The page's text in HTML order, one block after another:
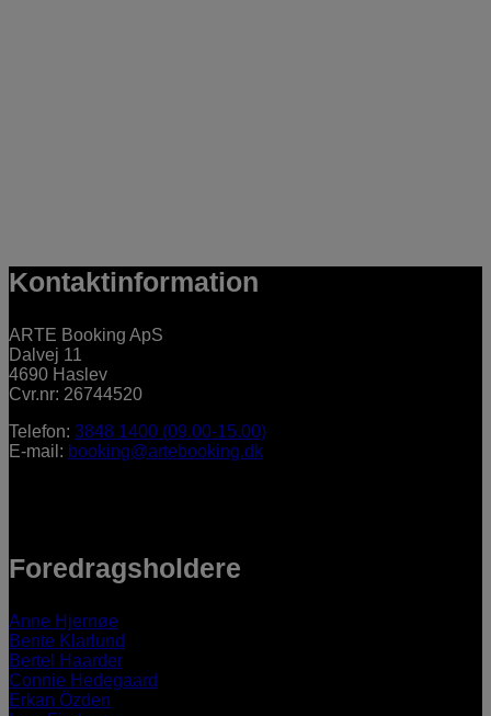
Kontaktinformation
ARTE Booking ApS
Dalvej 11
4690 Haslev
Cvr.nr: 26744520
Telefon: 3848 1400 (09.00-15.00)
E-mail: booking@artebooking.dk
Foredragsholdere
Anne Hjernøe
Bente Klarlund
Bertel Haarder
Connie Hedegaard
Erkan Özden